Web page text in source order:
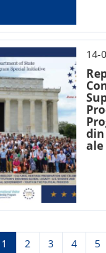
14-
Текущая
1 Страница
2 Страница
3 4 5